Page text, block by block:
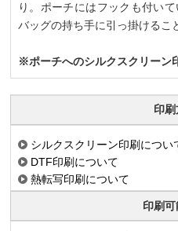
り。ポーチにはフックも付い
バッグの持ち手に引っ掛けるこ
※ポーチへのシルクスクリーン
印
シルクスクリーン印刷につい
DTF印刷について
熱転写印刷について
印刷可